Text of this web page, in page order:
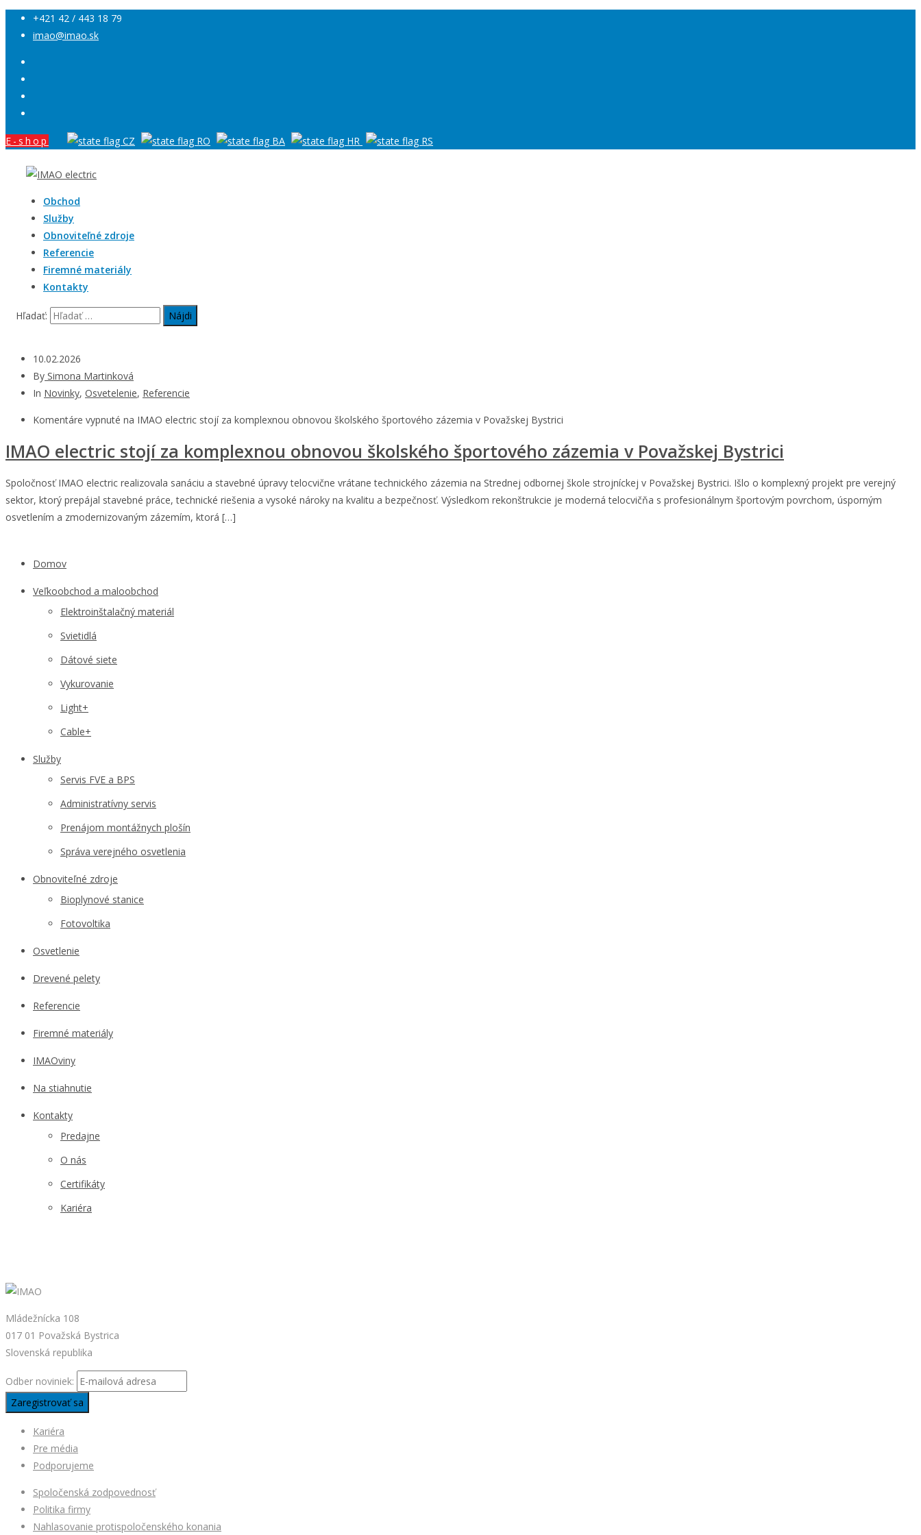
+421 42 / 443 18 79
imao@imao.sk
E-shop
Obchod
Služby
Obnoviteľné zdroje
Referencie
Firemné materiály
Kontakty
Hľadať:
10.02.2026
By Simona Martinková
In Novinky, Osvetelenie, Referencie
Komentáre vypnuté na IMAO electric stojí za komplexnou obnovou školského športového zázemia v Považskej Bystrici
IMAO electric stojí za komplexnou obnovou školského športového zázemia v Považskej Bystrici
Spoločnosť IMAO electric realizovala sanáciu a stavebné úpravy telocvične vrátane technického zázemia na Strednej odbornej škole strojníckej v Považskej Bystrici. Išlo o komplexný projekt pre verejný
sektor, ktorý prepájal stavebné práce, technické riešenia a vysoké nároky na kvalitu a bezpečnosť. Výsledkom rekonštrukcie je moderná telocvičňa s profesionálnym športovým povrchom, úsporným
osvetlením a zmodernizovaným zázemím, ktorá […]
Domov
Veľkoobchod a maloobchod
Elektroinštalačný materiál
Svietidlá
Dátové siete
Vykurovanie
Light+
Cable+
Služby
Servis FVE a BPS
Administratívny servis
Prenájom montážnych plošín
Správa verejného osvetlenia
Obnoviteľné zdroje
Bioplynové stanice
Fotovoltika
Osvetlenie
Drevené pelety
Referencie
Firemné materiály
IMAOviny
Na stiahnutie
Kontakty
Predajne
O nás
Certifikáty
Kariéra
Mládežnícka 108
017 01 Považská Bystrica
Slovenská republika
Odber noviniek:
Kariéra
Pre média
Podporujeme
Spoločenská zodpovednosť
Politika firmy
Nahlasovanie protispoločenského konania